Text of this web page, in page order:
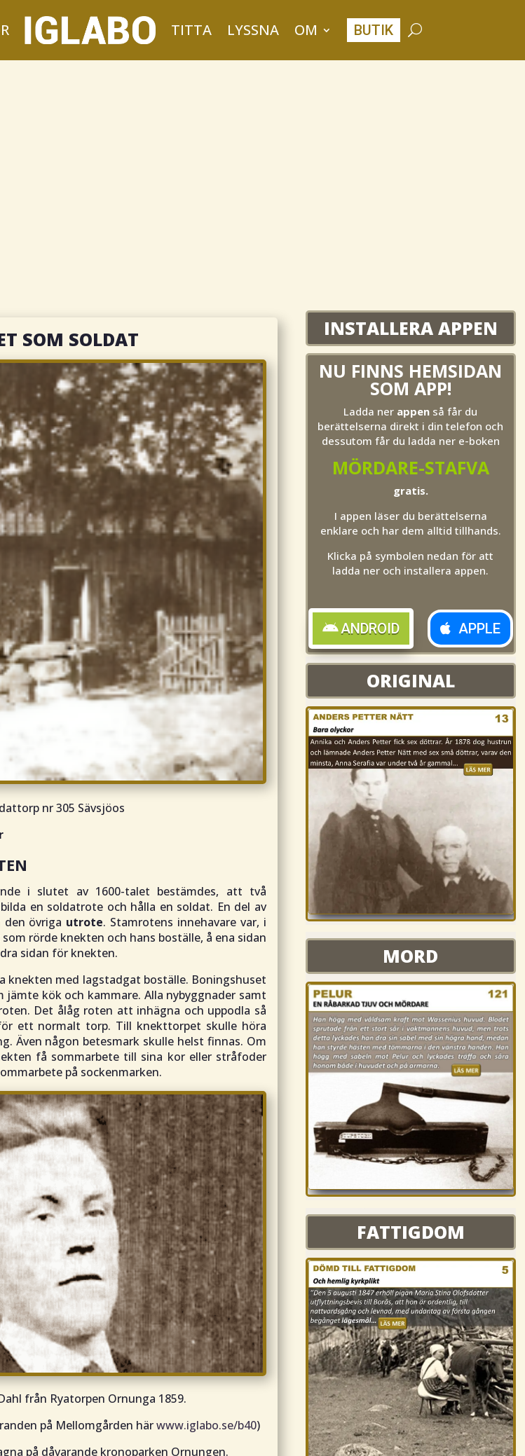
TITTA LYSSNA OM BUTIK
SOM SOLDAT
nr 305 Sävsjöos
i slutet av 1600-talet bestämdes, att två
en soldatrote och hålla en soldat. En del av
den övriga utrote. Stamrotens innehavare var, i
rörde knekten och hans boställe, å ena sidan
sidan för knekten.
knekten med lagstadgat boställe. Boningshuset
kök och kammare. Alla nybyggnader samt
Det ålåg roten att inhägna och uppodla så
ett normalt torp. Till knekttorpet skulle höra
Även någon betesmark skulle helst finnas. Om
få sommarbete till sina kor eller stråfoder
på sockenmarken.
från Ryatorpen Ornunga 1859.
på Mellomgården härwww.iglabo.se/b40)
på dåvarande kronoparken Ornungen.
INSTALLERA APPEN
NU FINNS HEMSIDAN
SOM APP!
Ladda ner appen så får du
berättelserna direkt i din telefon och
dessutom får du ladda ner e-boken
MÖRDARE-STAFVA
gratis.
I appen läser du berättelserna
enklare och har dem alltid tillhands.
Klicka på symbolen nedan för att
ladda ner och installera appen.
ANDROID APPLE
ORIGINAL
ORIGINAL
MORD
MORD
FATTIGDOM
FATTIGDOM